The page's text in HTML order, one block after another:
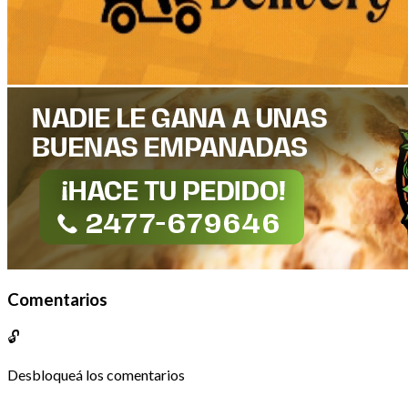
Comentarios
🔓
Desbloqueá los comentarios